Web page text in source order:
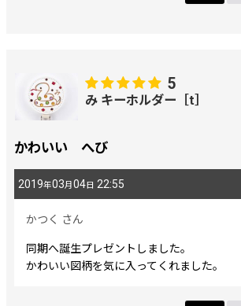
5
み キーホルダー［t］
かわいい へび
2019年03月04日 22:55
かつく さん
同期へ誕生プレゼントしました。
かわいい図柄を気に入ってくれました。